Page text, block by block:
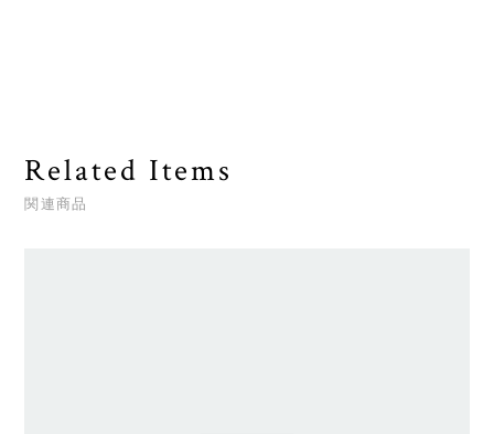
Related Items
関連商品